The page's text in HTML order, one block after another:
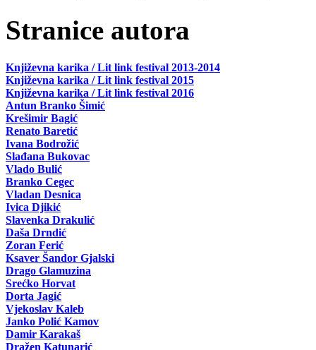
Stranice autora
Književna karika / Lit link festival 2013-2014
Književna karika / Lit link festival 2015
Književna karika / Lit link festival 2016
Antun Branko Šimić
Krešimir Bagić
Renato Baretić
Ivana Bodrožić
Slađana Bukovac
Vlado Bulić
Branko Cegec
Vladan Desnica
Ivica Djikić
Slavenka Drakulić
Daša Drndić
Zoran Ferić
Ksaver Šandor Gjalski
Drago Glamuzina
Srećko Horvat
Dorta Jagić
Vjekoslav Kaleb
Janko Polić Kamov
Damir Karakaš
Dražen Katunarić